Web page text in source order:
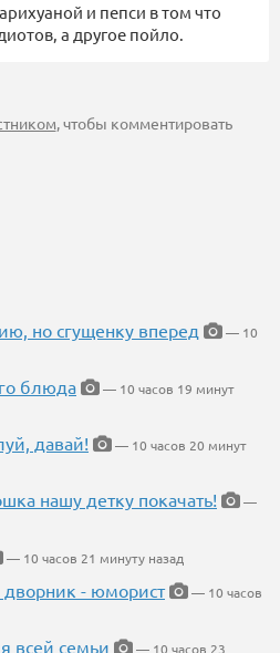
и пепси в том что
а другое пойло.
, чтобы комментировать
но сгущенку вперед
— 10
блюда
— 10 часов 19 минут
давай!
— 10 часов 20 минут
нашу детку покачать!
—
— 10 часов 21 минуту назад
дворник - юморист
— 10 часов
всей семьи
— 10 часов 23